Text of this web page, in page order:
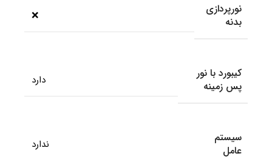
نورپردازی
بدنه
❌
کیبورد با نور
پس زمینه
دارد
سیستم
عامل
ندارد